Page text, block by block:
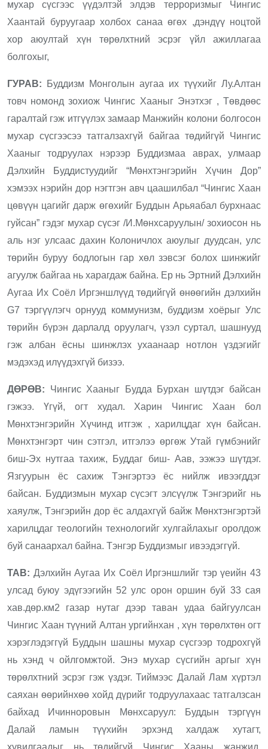
мухар сүсгээс үүдэлтэй элдэв терроризмыг Чингис
Хаантай буруугаар холбох санаа өгөх ,дэндүү ноцтой
хор аюултай хүн төрөлхтний эсрэг үйл ажиллагаа
болгохыг,
ГУРАВ: Буддизм Монголын аугаа их түүхийг Лу.Алтан
товч номонд зохиож Чингис Хааныг Энэтхэг , Төвдөөс
гаралтай гэж итгүүлэх замаар Манжийн колони болгосон
мухар сүсгээсээ татгалзахгүй байгаа төдийгүй Чингис
Хааныг тодруулах нэрээр Буддизмаа аврах, улмаар
Дэлхийн Буддистуудийг “Мөнхтэнгэрийн Хүчин Дор”
хэмээх нэрийн дор нэгтгэн авч цаашилбал “Чингис Хаан
цөвүүн цагийг дарж өгөхийг Буддын Арьяабал бурхнаас
гуйсан” гэдэг мухар сүсэг /И.Мөнхсаруулын/ зохиосон нь
аль нэг улсаас дахин Колоничлох аюулыг дуудсан, улс
төрийн буруу бодлогын гар хөл зэвсэг болох шинжийг
агуулж байгаа нь харагдаж байна. Ер нь Эртний Дэлхийн
Аугаа Их Соёл Иргэншлүүд төдийгүй өнөөгийн дэлхийн
G7 тэргүүлэгч орнууд коммунизм, буддизм хоёрыг Улс
төрийн бүрэн дарлалд оруулагч, үзэл суртал, шашнууд
гэж албан ёсны шинжлэх ухаанаар нотлон үздэгийг
мэдэхэд илүүдэхгүй бизээ.
ДӨРӨВ: Чингис Хааныг Будда Бурхан шүтдэг байсан
гэжээ. Үгүй, огт худал. Харин Чингис Хаан бол
Мөнхтэнгэрийн Хүчинд итгэж , харилцдаг хүн байсан.
Мөнхтэнгэрт чин сэтгэл, итгэлээ өргөж Утай гүмбэнийг
биш-Эх нутгаа тахиж, Буддаг биш- Аав, ээжээ шүтдэг.
Язгуурын ёс сахиж Тэнгэртээ ёс нийлж ивээгддэг
байсан. Буддизмын мухар сүсэгт элсүүлж Тэнгэрийг нь
хаяулж, Тэнгэрийн дор ёс алдахгүй байж Мөнхтэнгэртэй
харилцдаг теологийн технологийг хулгайлахыг оролдож
буй санаархал байна. Тэнгэр Буддизмыг ивээдэггүй.
ТАВ: Дэлхийн Аугаа Их Соёл Иргэншлийг тэр үеийн 43
улсад буюу эдүгээгийн 52 улс орон оршин буй 33 сая
хав.дөр.км2 газар нутаг дээр таван удаа байгуулсан
Чингис Хаан түүний Алтан ургийнхан , хүн төрөлхтөн огт
хэрэглэдэггүй Буддын шашны мухар сүсгээр тодрохгүй
нь хэнд ч ойлгомжтой. Энэ мухар сүсгийн аргыг хүн
төрөлхтний эсрэг гэж үздэг. Тиймээс Далай Лам хүртэл
саяхан өөрийнхөө хойд дүрийг тодруулахаас татгалзсан
байхад Ичинноровын Мөнхсаруул: Буддын тэргүүн
Далай ламын түүхийн эрхэнд халдаж хутагт,
хувилгаадыг нь төдийгүй Чингис Хааны жанжид,